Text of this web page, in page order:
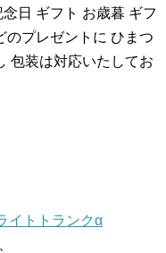
日 ギフト お歳暮 ギフ
のプレゼントに ひまつ
包装は対応いたしてお
イトトランクα